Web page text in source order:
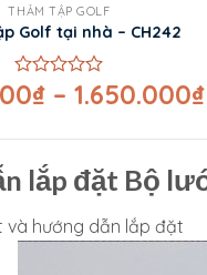
XEM NHANH
THẢM TẬP GOLF
Golf tại nhà – CH242
Được
xếp
0
sao
₫ – 1.650.000₫
lắp đặt Bộ
và hướng dẫn lắp đặt